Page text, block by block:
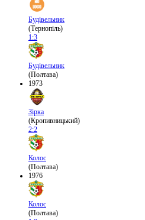
Будівельник
(Тернопіль)
1:3
Будівельник
(Полтава)
1973
Зірка
(Кропивницький)
2:2
Колос
(Полтава)
1976
Колос
(Полтава)